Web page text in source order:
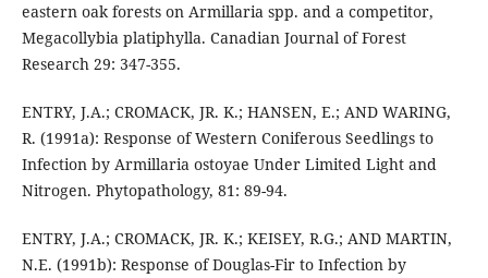
eastern oak forests on Armillaria spp. and a competitor,
Megacollybia platiphylla. Canadian Journal of Forest
Research 29: 347-355.
ENTRY, J.A.; CROMACK, JR. K.; HANSEN, E.; AND WARING,
R. (1991a): Response of Western Coniferous Seedlings to
Infection by Armillaria ostoyae Under Limited Light and
Nitrogen. Phytopathology, 81: 89-94.
ENTRY, J.A.; CROMACK, JR. K.; KEISEY, R.G.; AND MARTIN,
N.E. (1991b): Response of Douglas-Fir to Infection by